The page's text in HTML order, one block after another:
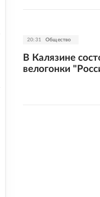
20:31 Общество
В Калязине
велогонки